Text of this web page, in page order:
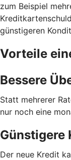
zum Beispiel
günstigeren
Vorteile
Bessere
Statt mehrerer
nur noch eine
Günstigere
Der neue Kredit